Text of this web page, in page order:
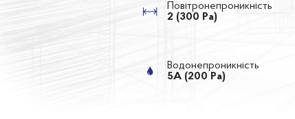
Повітронепроникність
2 (300 Ра)
Водонепроникність
5А (200 Ра)